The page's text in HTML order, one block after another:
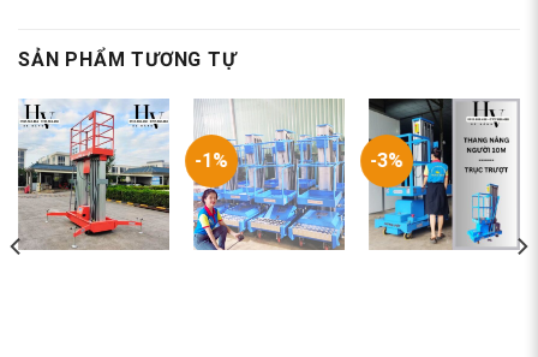
SẢN PHẨM TƯƠNG TỰ
-1% -3%